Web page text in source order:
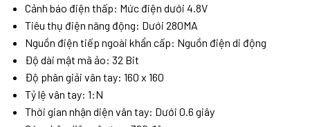
Cảnh báo điện thấp: Mức điện dưới 4.8V
Tiêu thụ điện năng động: Dưới 280MA
Nguồn điện tiếp ngoài khẩn cấp: Nguồn điện di động
Độ dài mật mã ảo: 32 Bit
Độ phân giải vân tay: 160 x 160
Tỷ lệ vân tay: 1:N
Thời gian nhận diện vân tay: Dưới 0.6 giây